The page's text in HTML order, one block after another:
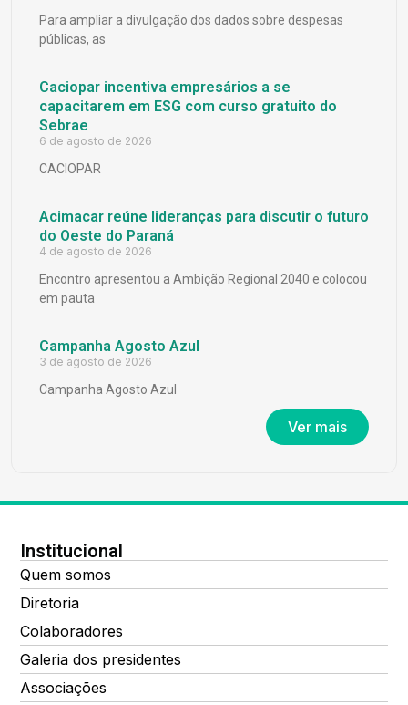
Para ampliar a divulgação dos dados sobre despesas
públicas, as
Caciopar incentiva empresários a se
capacitarem em ESG com curso gratuito do
Sebrae
6 de agosto de 2026
CACIOPAR
Acimacar reúne lideranças para discutir o futuro
do Oeste do Paraná
4 de agosto de 2026
Encontro apresentou a Ambição Regional 2040 e colocou
em pauta
Campanha Agosto Azul
3 de agosto de 2026
Campanha Agosto Azul
Ver mais
Institucional
Quem somos
Diretoria
Colaboradores
Galeria dos presidentes
Associações